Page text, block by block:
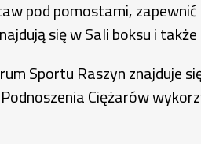
pod pomostami,
się w Sali boksu i
Sportu Raszyn znajduje
Ciężarów